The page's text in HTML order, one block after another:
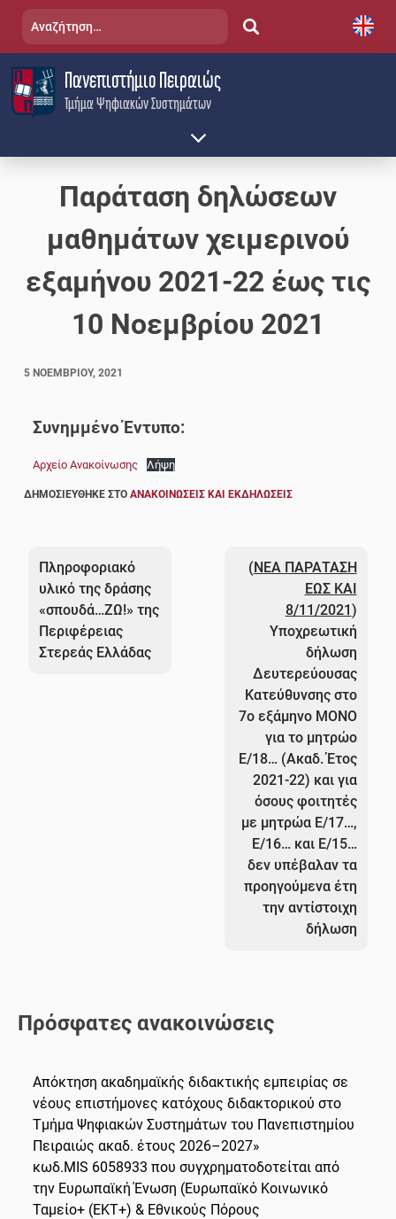
content
Τμήμα Ψηφιακών Συστημάτων
Πανεπιστήμιο Πειραιώς
Αναζήτηση
Παράταση δηλώσεων
μαθημάτων χειμερινού
εξαμήνου 2021-22 έως τις
10 Νοεμβρίου 2021
5 ΝΟΕΜΒΡΊΟΥ, 2021
Συνημμένο Έντυπο:
Αρχείο Ανακοίνωσης Λήψη
ΔΗΜΟΣΙΕΎΘΗΚΕ ΣΤΟΑΝΑΚΟΙΝΏΣΕΙΣ ΚΑΙ ΕΚΔΗΛΏΣΕΙΣ
άρθρων
Πληροφοριακό
υλικό της δράσης
«σπουδά…ΖΩ!» της
Περιφέρειας
Στερεάς Ελλάδας
( ΝΕΑ ΠΑΡΑΤΑΣΗ
ΕΩΣ ΚΑΙ
8/11/2021)
Υποχρεωτική
δήλωση
Δευτερεύουσας
Κατεύθυνσης στο
7ο εξάμηνο MONO
για το μητρώο
Ε/18… (Ακαδ. Έτος
2021-22) και για
όσους φοιτητές
με μητρώα Ε/17…,
E/16… και Ε/15…
δεν υπέβαλαν τα
προηγούμενα έτη
την αντίστοιχη
δήλωση
Πρόσφατες ανακοινώσεις
Απόκτηση ακαδημαϊκής διδακτικής εμπειρίας σε
νέους επιστήμονες κατόχους διδακτορικού στο
Τμήμα Ψηφιακών Συστημάτων του Πανεπιστημίου
Πειραιώς ακαδ. έτους 2026–2027»
κωδ.MIS 6058933 που συγχρηματοδοτείται από
την Ευρωπαϊκή Ένωση (Ευρωπαϊκό Κοινωνικό
Ταμείο+ (ΕΚΤ+) & Εθνικούς Πόρους